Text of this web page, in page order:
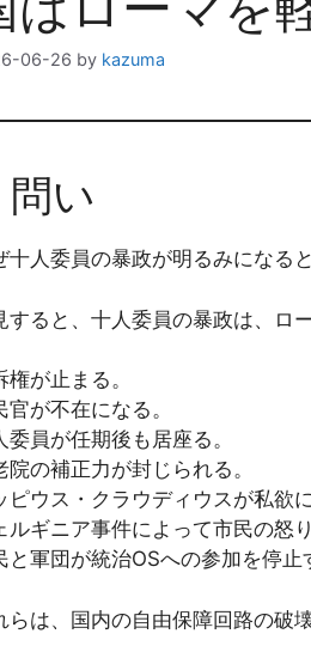
06-26 by kazuma
問い
十人委員の暴政が明るみになる
すると、十人委員の暴政は、ロ
権が止まる。
官が不在になる。
委員が任期後も居座る。
院の補正力が封じられる。
ピウス・クラウディウスが私欲
ルギニア事件によって市民の怒
と軍団が統治OSへの参加を停止
らは、国内の自由保障回路の破